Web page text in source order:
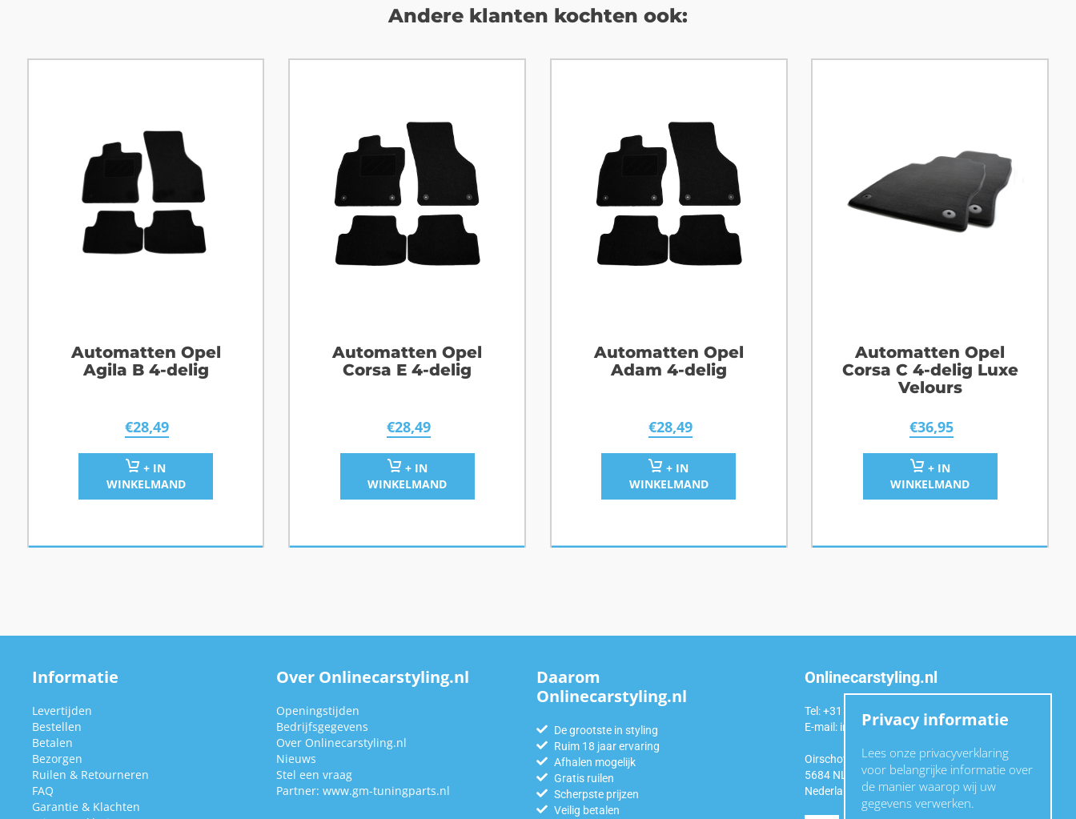
Andere klanten kochten ook:
Automatten Opel
Agila B 4-delig
€28,49
+ IN
WINKELMAND
Automatten Opel
Corsa E 4-delig
€28,49
+ IN
WINKELMAND
Automatten Opel
Adam 4-delig
€28,49
+ IN
WINKELMAND
Automatten Opel
Corsa C 4-delig Luxe
Velours
€36,95
+ IN
WINKELMAND
Informatie
Levertijden
Bestellen
Betalen
Bezorgen
Ruilen & Retourneren
FAQ
Garantie & Klachten
Over Onlinecarstyling.nl
Openingstijden
Bedrijfsgegevens
Over Onlinecarstyling.nl
Nieuws
Stel een vraag
Partner: www.gm-tuningparts.nl
Daarom
Onlinecarstyling.nl
De grootste in styling
Ruim 18 jaar ervaring
Afhalen mogelijk
Gratis ruilen
Scherpste prijzen
Veilig betalen
Onlinecarstyling.nl
Tel: +31 (0)6 54 98 49 99
E-mail: info@onlinecarstyling.nl
Oirschotseweg 92a
5684 NL Best
Nederland
Privacy informatie
Lees onze privacyverklaring
voor belangrijke informatie over
de manier waarop wij uw
gegevens verwerken.